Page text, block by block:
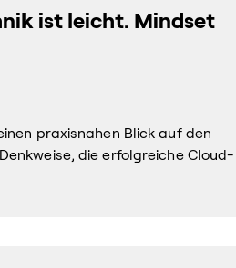
ist leicht. Mindset
praxisnahen Blick auf den
die erfolgreiche Cloud-